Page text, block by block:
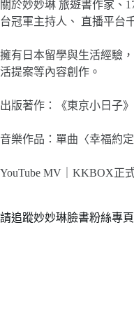
關於妙妙琳 旅遊書作家、
台冠軍主持人、 直播平台
擁有日本留學與生活經驗
活提案等內容創作。
出版著作：《東京小日子》
音樂作品：單曲〈幸福約定
YouTube MV｜ KKBOX正
請追蹤妙妙琳臉書粉絲專頁